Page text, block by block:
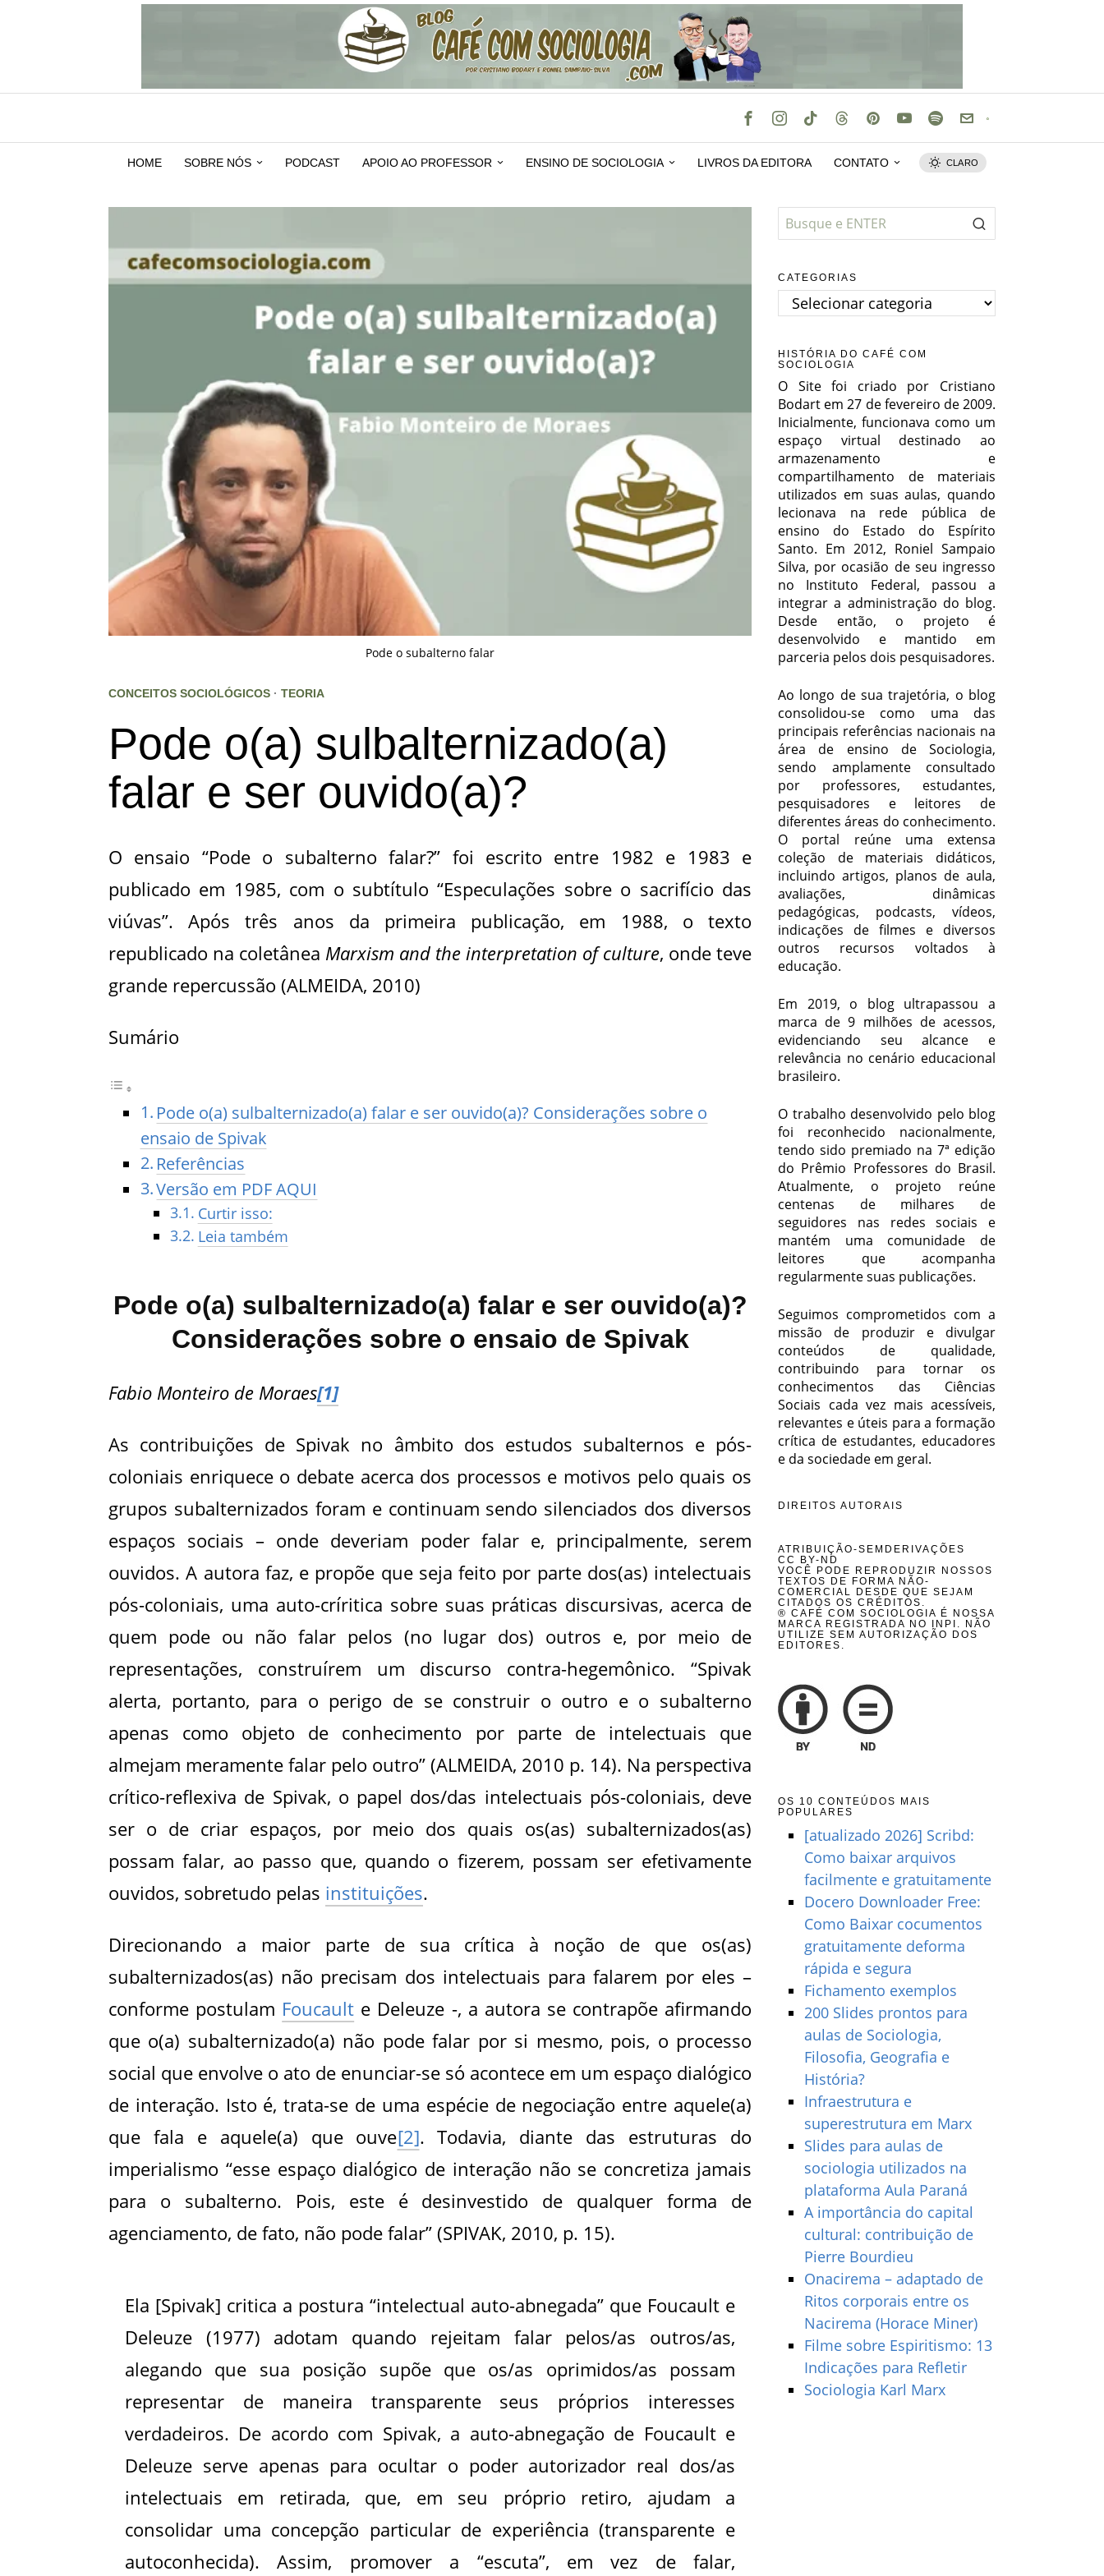
HOME SOBRE NÓS PODCAST APOIO AO PROFESSOR ENSINO DE SOCIOLOGIA LIVROS DA EDITORA CONTATO CLARO
Pode o subalterno falar
CONCEITOS SOCIOLÓGICOS · TEORIA
Pode o(a) sulbalternizado(a)
falar e ser ouvido(a)?
O ensaio “Pode o subalterno falar?” foi escrito entre 1982 e 1983 e
publicado em 1985, com o subtítulo “Especulações sobre o sacrifício das
viúvas”. Após três anos da primeira publicação, em 1988, o texto
republicado na coletânea Marxism and the interpretation of culture, onde teve
grande repercussão (ALMEIDA, 2010)
Sumário
Pode o(a) sulbalternizado(a) falar e ser ouvido(a)? Considerações sobre o
ensaio de Spivak
Referências
Versão em PDF AQUI
Curtir isso:
Leia também
Pode o(a) sulbalternizado(a) falar e ser ouvido(a)?
Considerações sobre o ensaio de Spivak
Fabio Monteiro de Moraes[1]
As contribuições de Spivak no âmbito dos estudos subalternos e pós-
coloniais enriquece o debate acerca dos processos e motivos pelo quais os
grupos subalternizados foram e continuam sendo silenciados dos diversos
espaços sociais – onde deveriam poder falar e, principalmente, serem
ouvidos. A autora faz, e propõe que seja feito por parte dos(as) intelectuais
pós-coloniais, uma auto-críritica sobre suas práticas discursivas, acerca de
quem pode ou não falar pelos (no lugar dos) outros e, por meio de
representações, construírem um discurso contra-hegemônico. “Spivak
alerta, portanto, para o perigo de se construir o outro e o subalterno
apenas como objeto de conhecimento por parte de intelectuais que
almejam meramente falar pelo outro” (ALMEIDA, 2010 p. 14). Na perspectiva
crítico-reflexiva de Spivak, o papel dos/das intelectuais pós-coloniais, deve
ser o de criar espaços, por meio dos quais os(as) subalternizados(as)
possam falar, ao passo que, quando o fizerem, possam ser efetivamente
ouvidos, sobretudo pelas instituições.
Direcionando a maior parte de sua crítica à noção de que os(as)
subalternizados(as) não precisam dos intelectuais para falarem por eles –
conforme postulam Foucault e Deleuze -, a autora se contrapõe afirmando
que o(a) subalternizado(a) não pode falar por si mesmo, pois, o processo
social que envolve o ato de enunciar-se só acontece em um espaço dialógico
de interação. Isto é, trata-se de uma espécie de negociação entre aquele(a)
que fala e aquele(a) que ouve[2]. Todavia, diante das estruturas do
imperialismo “esse espaço dialógico de interação não se concretiza jamais
para o subalterno. Pois, este é desinvestido de qualquer forma de
agenciamento, de fato, não pode falar” (SPIVAK, 2010, p. 15).
Ela [Spivak] critica a postura “intelectual auto-abnegada” que Foucault e
Deleuze (1977) adotam quando rejeitam falar pelos/as outros/as,
alegando que sua posição supõe que os/as oprimidos/as possam
representar de maneira transparente seus próprios interesses
verdadeiros. De acordo com Spivak, a auto-abnegação de Foucault e
Deleuze serve apenas para ocultar o poder autorizador real dos/as
intelectuais em retirada, que, em seu próprio retiro, ajudam a
consolidar uma concepção particular de experiência (transparente e
autoconhecida). Assim, promover a “escuta”, em vez de falar,
CATEGORIAS
Categorias
HISTÓRIA DO CAFÉ COM
SOCIOLOGIA
O Site foi criado por Cristiano
Bodart em 27 de fevereiro de 2009.
Inicialmente, funcionava como um
espaço virtual destinado ao
armazenamento e
compartilhamento de materiais
utilizados em suas aulas, quando
lecionava na rede pública de
ensino do Estado do Espírito
Santo. Em 2012, Roniel Sampaio
Silva, por ocasião de seu ingresso
no Instituto Federal, passou a
integrar a administração do blog.
Desde então, o projeto é
desenvolvido e mantido em
parceria pelos dois pesquisadores.
Ao longo de sua trajetória, o blog
consolidou-se como uma das
principais referências nacionais na
área de ensino de Sociologia,
sendo amplamente consultado
por professores, estudantes,
pesquisadores e leitores de
diferentes áreas do conhecimento.
O portal reúne uma extensa
coleção de materiais didáticos,
incluindo artigos, planos de aula,
avaliações, dinâmicas
pedagógicas, podcasts, vídeos,
indicações de filmes e diversos
outros recursos voltados à
educação.
Em 2019, o blog ultrapassou a
marca de 9 milhões de acessos,
evidenciando seu alcance e
relevância no cenário educacional
brasileiro.
O trabalho desenvolvido pelo blog
foi reconhecido nacionalmente,
tendo sido premiado na 7ª edição
do Prêmio Professores do Brasil.
Atualmente, o projeto reúne
centenas de milhares de
seguidores nas redes sociais e
mantém uma comunidade de
leitores que acompanha
regularmente suas publicações.
Seguimos comprometidos com a
missão de produzir e divulgar
conteúdos de qualidade,
contribuindo para tornar os
conhecimentos das Ciências
Sociais cada vez mais acessíveis,
relevantes e úteis para a formação
crítica de estudantes, educadores
e da sociedade em geral.
DIREITOS AUTORAIS
ATRIBUIÇÃO-SEMDERIVAÇÕES
CC BY-ND
VOCÊ PODE REPRODUZIR NOSSOS
TEXTOS DE FORMA NÃO-
COMERCIAL DESDE QUE SEJAM
CITADOS OS CRÉDITOS.
® CAFÉ COM SOCIOLOGIA É NOSSA
MARCA REGISTRADA NO INPI. NÃO
UTILIZE SEM AUTORIZAÇÃO DOS
EDITORES.
OS 10 CONTEÚDOS MAIS
POPULARES
[atualizado 2026] Scribd:
Como baixar arquivos
facilmente e gratuitamente
Docero Downloader Free:
Como Baixar cocumentos
gratuitamente deforma
rápida e segura
Fichamento exemplos
200 Slides prontos para
aulas de Sociologia,
Filosofia, Geografia e
História?
Infraestrutura e
superestrutura em Marx
Slides para aulas de
sociologia utilizados na
plataforma Aula Paraná
A importância do capital
cultural: contribuição de
Pierre Bourdieu
Onacirema – adaptado de
Ritos corporais entre os
Nacirema (Horace Miner)
Filme sobre Espiritismo: 13
Indicações para Refletir
Sociologia Karl Marx